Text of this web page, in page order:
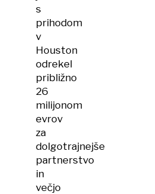
s
prihodom
v
Houston
odrekel
približno
26
milijonom
evrov
za
dolgotrajnejše
partnerstvo
in
večjo